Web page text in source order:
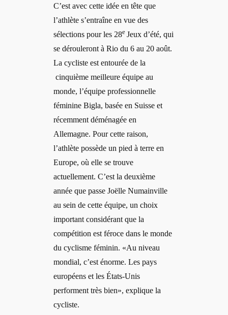
C’est avec cette idée en tête que
l’athlète s’entraîne en vue des
sélections pour les 28e Jeux d’été, qui
se dérouleront à Rio du 6 au 20 août.
La cycliste est entourée de la
cinquième meilleure équipe au
monde, l’équipe professionnelle
féminine Bigla, basée en Suisse et
récemment déménagée en
Allemagne. Pour cette raison,
l’athlète possède un pied à terre en
Europe, où elle se trouve
actuellement. C’est la deuxième
année que passe Joëlle Numainville
au sein de cette équipe, un choix
important considérant que la
compétition est féroce dans le monde
du cyclisme féminin. «Au niveau
mondial, c’est énorme. Les pays
européens et les États-Unis
performent très bien», explique la
cycliste.